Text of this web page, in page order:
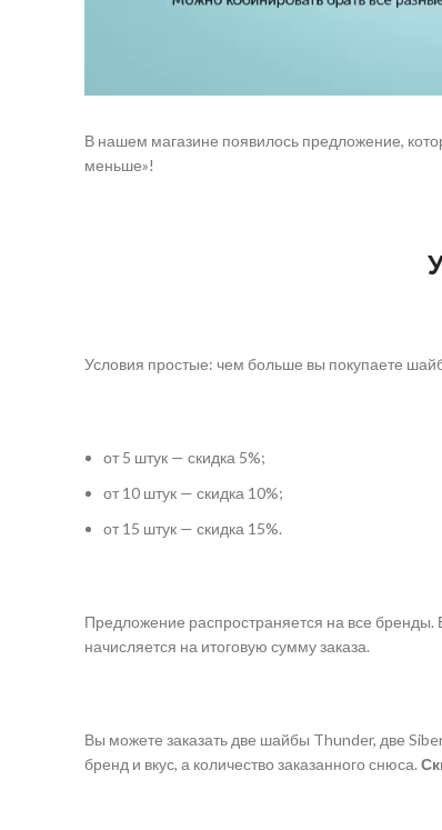
В нашем магазине появилось предложение,
меньше»!
Условия простые: чем больше вы покупаете
от 5 штук — скидка 5%;
от 10 штук — скидка 10%;
от 15 штук — скидка 15%.
Предложение распространяется на все бренды.
начисляется на итоговую сумму заказа.
Вы можете заказать две шайбы Thunder, две
бренд и вкус, а количество заказанного снюса.